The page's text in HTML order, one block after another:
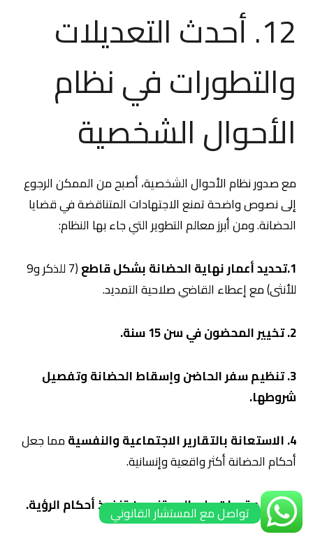
12. أحدث التعديلات
والتطورات في نظام
الأحوال الشخصية
مع صدور نظام الأحوال الشخصية، أصبح من الممكن الرجوع
إلى نصوص واضحة تمنع الاجتهادات المتناقضة في قضايا
الحضانة. ومن أبرز معالم التطوير التي جاء بها النظام:
1.تحديد أعمار نهاية الحضانة بشكل قاطع
(7 للذكر و9
للأنثى) مع إعطاء القاضي صلاحية التمديد.
2. تخيير المحضون في سن 15 سنة.
3. تنظيم سفر الحاضن وإسقاط الحضانة وتفصيل
شروطها.
4. الاستعانة بالتقارير الاجتماعية والنفسية
مما جعل
أحكام الحضانة أكثر واقعية وإنسانية.
5. إقرار عقوبات على الممتنع عن تنفيذ أحكام الرؤية.
تواصل مع المستشار القانوني